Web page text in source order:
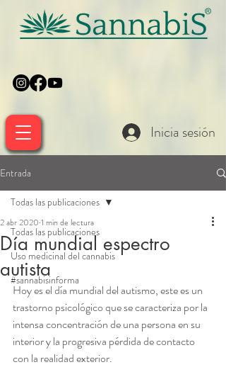
Inicia sesión
Entrada
Todas las publicaciones
Uso medicinal del cannabis
#sannabisinforma
Todas las publicaciones
Día mundial espectro
autista
2 abr 2020 1 min de lectura
Hoy es el día mundial del autismo, este es un
trastorno psicológico que se caracteriza por la
intensa concentración de una persona en su
interior y la progresiva pérdida de contacto
con la realidad exterior.